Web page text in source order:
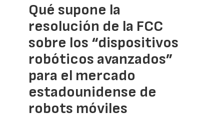
Qué supone la
resolución de la FCC
sobre los “dispositivos
robóticos avanzados”
para el mercado
estadounidense de
robots móviles